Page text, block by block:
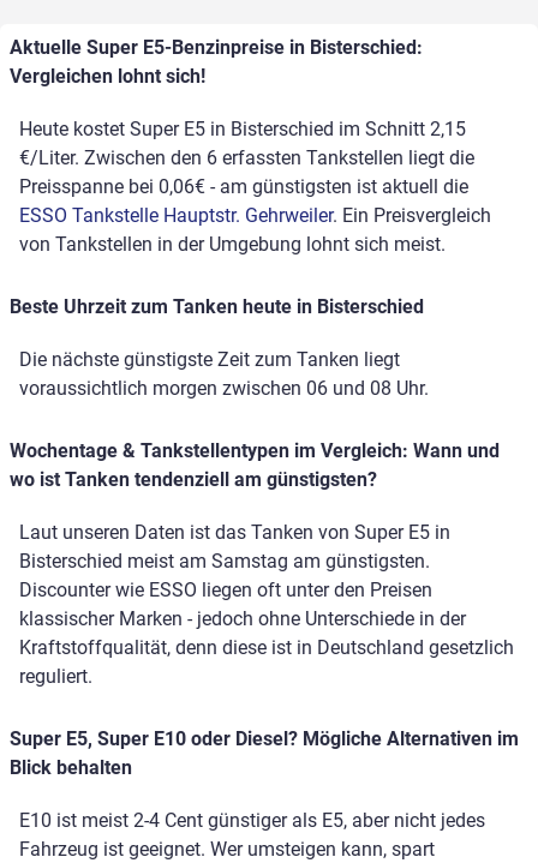
Aktuelle Super E5-Benzinpreise in Bisterschied:
Vergleichen lohnt sich!
Heute kostet Super E5 in Bisterschied im Schnitt 2,15
€/Liter. Zwischen den 6 erfassten Tankstellen liegt die
Preisspanne bei 0,06€ - am günstigsten ist aktuell die
ESSO Tankstelle Hauptstr. Gehrweiler. Ein Preisvergleich
von Tankstellen in der Umgebung lohnt sich meist.
Beste Uhrzeit zum Tanken heute in Bisterschied
Die nächste günstigste Zeit zum Tanken liegt
voraussichtlich morgen zwischen 06 und 08 Uhr.
Wochentage & Tankstellentypen im Vergleich: Wann und
wo ist Tanken tendenziell am günstigsten?
Laut unseren Daten ist das Tanken von Super E5 in
Bisterschied meist am Samstag am günstigsten.
Discounter wie ESSO liegen oft unter den Preisen
klassischer Marken - jedoch ohne Unterschiede in der
Kraftstoffqualität, denn diese ist in Deutschland gesetzlich
reguliert.
Super E5, Super E10 oder Diesel? Mögliche Alternativen im
Blick behalten
E10 ist meist 2-4 Cent günstiger als E5, aber nicht jedes
Fahrzeug ist geeignet. Wer umsteigen kann, spart